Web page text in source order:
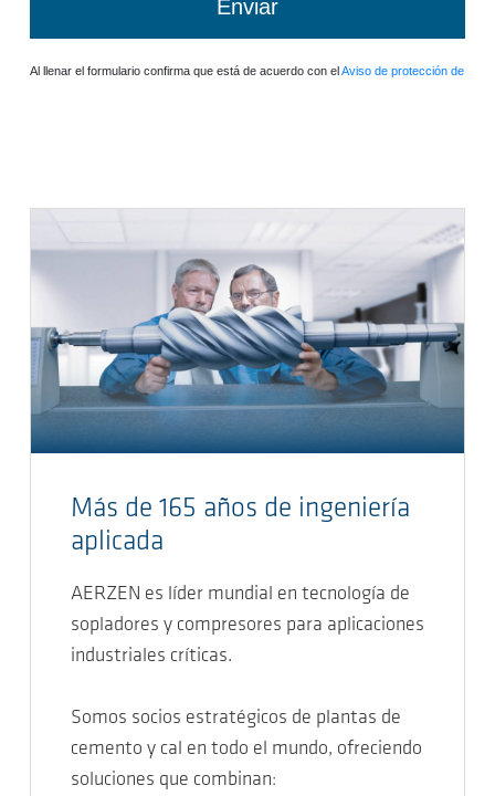
Más de 165 años de ingeniería
aplicada
AERZEN es líder mundial en tecnología de
sopladores y compresores para aplicaciones
industriales críticas.
Somos socios estratégicos de plantas de
cemento y cal en todo el mundo, ofreciendo
soluciones que combinan: